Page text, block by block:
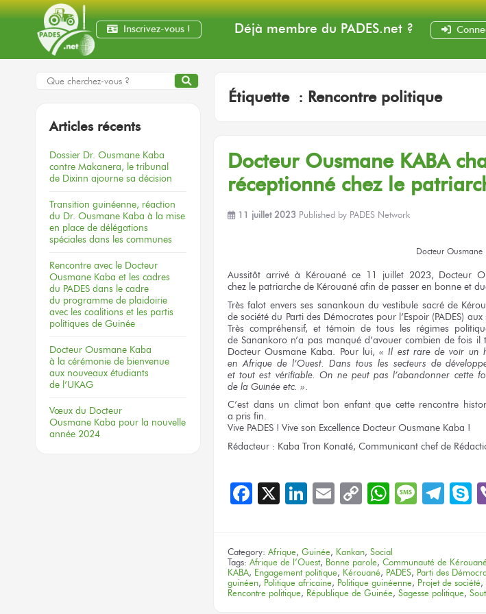
Inscrivez-vous ! Déjà membre du PADES.net?
Étiquette : Rencontre politique
Docteur Ousmane KABA
réceptionné chez le
11 juillet 2023 Published by PADES Network
Docteur Ousmane
Aussitôt arrivé à Kérouané ce 11 juillet 2023, Docteur
chez le patriarche de Kérouané afin de passer en bonne et
Très falot enversses sanankoun du vestibule sacré de
de société du Parti des Démocrates pour l’Espoir (PADES) aux
Très compréhensif,et témoin de tous les régimes
de Sanankoro n’a pas manqué d’avouer combiende fois il
DocteurOusmane Kaba. Pour lui, « Il est rare de voir un
en Afrique de l’Ouest. Dans tous les secteurs de
et tout est vérifiable. On ne peut pas l’abandonner cette
de la Guinée etc. »
C’est dans un climat bon enfantque cette rencontre
a pris fin.
Vive PADES ! Vive son Excellence Docteur Ousmane Kaba !
Rédacteur : Kaba Tron Konaté, Communicant chef de
Facebook
X LinkedIn
EmailCopyWhatsApp
Category: Afrique, Guinée, Kankan, Social
Tags: Afrique de l’Ouest, Bonne parole, Communauté de
KABA, Engagement politique, Kérouané, PADES, Parti des
guinéen, Politique africaine, Politique guinéenne, Projet de société,
Rencontre politique, République de Guinée, Sagesse politique,
Articles récents
Dossier Dr. Ousmane Kaba
contre Makanera, le tribunal
de Dixinn ajourne sa décision
Transition guinéenne, réaction
du Dr. Ousmane Kaba à la mise
en place de délégations
spéciales dans les communes
Rencontre avec le Docteur
Ousmane Kaba et les cadres
du PADES dans le cadre
du programme de plaidoirie
avec les coalitions et les partis
politiques de Guinée
Docteur Ousmane Kaba
à la cérémonie de bienvenue
aux nouveaux étudiants
de l’UKAG
Vœux du Docteur
Ousmane Kaba pour la nouvelle
année 2024